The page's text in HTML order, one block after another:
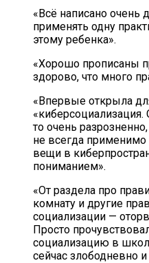
«Всё написано очень
применять одну
этому ребенка».
«Хорошо прописаны
здорово, что много
«Впервые открыла
то очень
не всегда применимо
вещи в
пониманием».
«От раздела про
комнату и другие
социализации —
Просто
социализацию в
сейчас злободневно и